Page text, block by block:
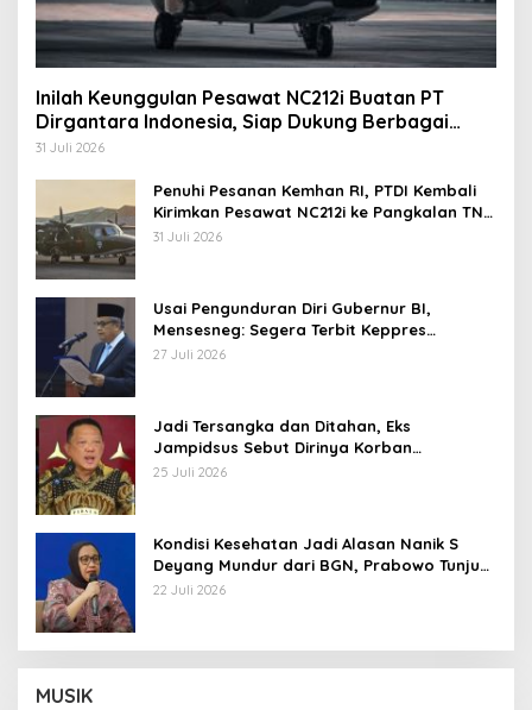
Inilah Keunggulan Pesawat NC212i Buatan PT
Dirgantara Indonesia, Siap Dukung Berbagai
Operasi TNI
31 Juli 2026
Penuhi Pesanan Kemhan RI, PTDI Kembali
Kirimkan Pesawat NC212i ke Pangkalan TNI
AU
31 Juli 2026
Usai Pengunduran Diri Gubernur BI,
Mensesneg: Segera Terbit Keppres
Pemberhentian dengan Hormat
27 Juli 2026
Jadi Tersangka dan Ditahan, Eks
Jampidsus Sebut Dirinya Korban
Kriminalisasi
25 Juli 2026
Kondisi Kesehatan Jadi Alasan Nanik S
Deyang Mundur dari BGN, Prabowo Tunjuk
Wamentan Sudaryono
22 Juli 2026
MUSIK